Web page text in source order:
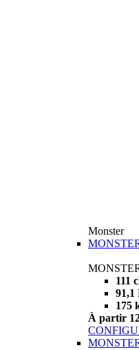
Monster
111
91,1
175
À partir